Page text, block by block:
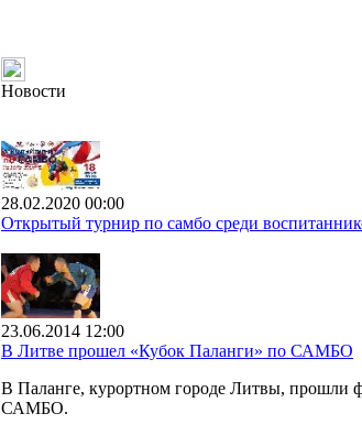
Новости
28.02.2020 00:00
Открытый турнир по самбо среди
23.06.2014 12:00
В Литве прошел «Кубок Паланги» по САМБО
В Паланге, курортном городе Литвы, прошли
САМБО.